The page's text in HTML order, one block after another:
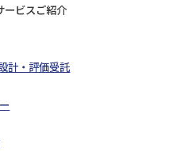
ービスご紹介
計・評価受託